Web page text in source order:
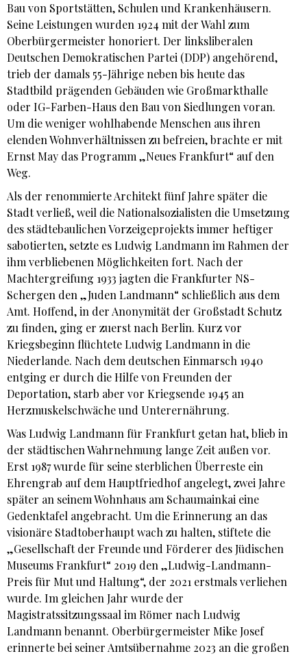
Bau von Sportstätten, Schulen und Krankenhäusern.
Seine Leistungen wurden 1924 mit der Wahl zum
Oberbürgermeister honoriert. Der linksliberalen
Deutschen Demokratischen Partei (DDP) angehörend,
trieb der damals 55-Jährige neben bis heute das
Stadtbild prägenden Gebäuden wie Großmarkthalle
oder IG-Farben-Haus den Bau von Siedlungen voran.
Um die weniger wohlhabende Menschen aus ihren
elenden Wohnverhältnissen zu befreien, brachte er mit
Ernst May das Programm „Neues Frankfurt“ auf den
Weg.
Als der renommierte Architekt fünf Jahre später die
Stadt verließ, weil die Nationalsozialisten die Umsetzung
des städtebaulichen Vorzeigeprojekts immer heftiger
sabotierten, setzte es Ludwig Landmann im Rahmen der
ihm verbliebenen Möglichkeiten fort. Nach der
Machtergreifung 1933 jagten die Frankfurter NS-
Schergen den „Juden Landmann“ schließlich aus dem
Amt. Hoffend, in der Anonymität der Großstadt Schutz
zu finden, ging er zuerst nach Berlin. Kurz vor
Kriegsbeginn flüchtete Ludwig Landmann in die
Niederlande. Nach dem deutschen Einmarsch 1940
entging er durch die Hilfe von Freunden der
Deportation, starb aber vor Kriegsende 1945 an
Herzmuskelschwäche und Unterernährung.
Was Ludwig Landmann für Frankfurt getan hat, blieb in
der städtischen Wahrnehmung lange Zeit außen vor.
Erst 1987 wurde für seine sterblichen Überreste ein
Ehrengrab auf dem Hauptfriedhof angelegt, zwei Jahre
später an seinem Wohnhaus am Schaumainkai eine
Gedenktafel angebracht. Um die Erinnerung an das
visionäre Stadtoberhaupt wach zu halten, stiftete die
„Gesellschaft der Freunde und Förderer des Jüdischen
Museums Frankfurt“ 2019 den „Ludwig-Landmann-
Preis für Mut und Haltung“, der 2021 erstmals verliehen
wurde. Im gleichen Jahr wurde der
Magistratssitzungssaal im Römer nach Ludwig
Landmann benannt. Oberbürgermeister Mike Josef
erinnerte bei seiner Amtsübernahme 2023 an die großen